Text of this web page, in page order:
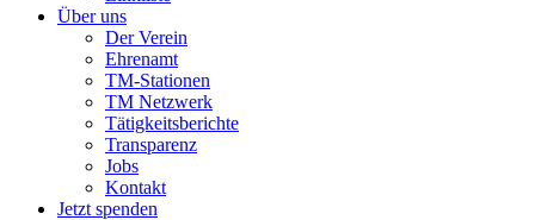
Über uns
Der Verein
Ehrenamt
TM-Stationen
TM Netzwerk
Tätigkeitsberichte
Transparenz
Jobs
Kontakt
Jetzt spenden